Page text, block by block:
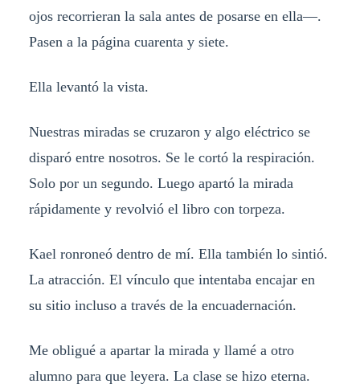
ojos recorrieran la sala antes de posarse en ella—.
Pasen a la página cuarenta y siete.
Ella levantó la vista.
Nuestras miradas se cruzaron y algo eléctrico se
disparó entre nosotros. Se le cortó la respiración.
Solo por un segundo. Luego apartó la mirada
rápidamente y revolvió el libro con torpeza.
Kael ronroneó dentro de mí. Ella también lo sintió.
La atracción. El vínculo que intentaba encajar en
su sitio incluso a través de la encuadernación.
Me obligué a apartar la mirada y llamé a otro
alumno para que leyera. La clase se hizo eterna.